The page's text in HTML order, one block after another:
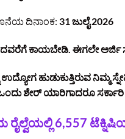
ದಿನಾಂಕ:31 ಜುಲೈ 2026
ಕಾಯಬೇಡಿ. ಈಗಲೇ ಅರ್ಜಿ
ಹುಡುಕುತ್ತಿರುವ ನಿಮ್ಮ
ಶೇರ್ ಯಾರಿಗಾದರೂ
ರೈಲ್ವೆಯಲ್ಲಿ 6,557